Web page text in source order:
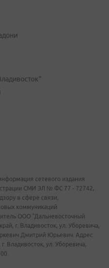
сетевого издания
СМИ ЭЛ № ФС 77 - 72742,
в сфере связи,
коммуникаций
ООО "Дальневосточный
г. Владивосток, ул. Уборевича,
Дмитрий Юрьевич. Адрес
Владивосток, ул. Уборевича,